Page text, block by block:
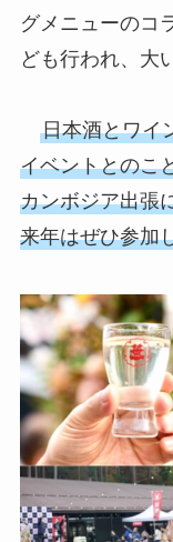
グメニューのコ
ども行われ、大
日本酒とワイ
イベントとのこ
カンボジア出張
来年はぜひ参加